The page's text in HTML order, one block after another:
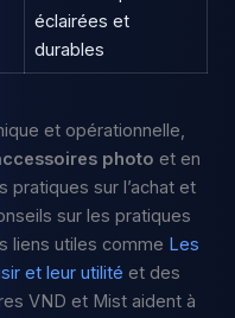
éclairées et
durables
et opérationnelle,
photo et en
sur l’achat et
sur les pratiques
liens utiles comme Les
et leur utilité et des
VND et Mist aident à